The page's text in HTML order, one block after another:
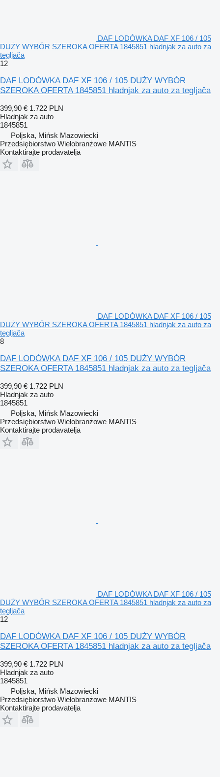
DAF LODÓWKA DAF XF 106 / 105
DUŻY WYBÓR SZEROKA OFERTA 1845851 hladnjak za auto za
tegljača
12
DAF LODÓWKA DAF XF 106 / 105 DUŻY WYBÓR
SZEROKA OFERTA 1845851 hladnjak za auto za tegljača
399,90 € 1.722 PLN
Hladnjak za auto
1845851
Poljska, Mińsk Mazowiecki
Przedsiębiorstwo Wielobranżowe MANTIS
Kontaktirajte prodavatelja
DAF LODÓWKA DAF XF 106 / 105
DUŻY WYBÓR SZEROKA OFERTA 1845851 hladnjak za auto za
tegljača
8
DAF LODÓWKA DAF XF 106 / 105 DUŻY WYBÓR
SZEROKA OFERTA 1845851 hladnjak za auto za tegljača
399,90 € 1.722 PLN
Hladnjak za auto
1845851
Poljska, Mińsk Mazowiecki
Przedsiębiorstwo Wielobranżowe MANTIS
Kontaktirajte prodavatelja
DAF LODÓWKA DAF XF 106 / 105
DUŻY WYBÓR SZEROKA OFERTA 1845851 hladnjak za auto za
tegljača
12
DAF LODÓWKA DAF XF 106 / 105 DUŻY WYBÓR
SZEROKA OFERTA 1845851 hladnjak za auto za tegljača
399,90 € 1.722 PLN
Hladnjak za auto
1845851
Poljska, Mińsk Mazowiecki
Przedsiębiorstwo Wielobranżowe MANTIS
Kontaktirajte prodavatelja